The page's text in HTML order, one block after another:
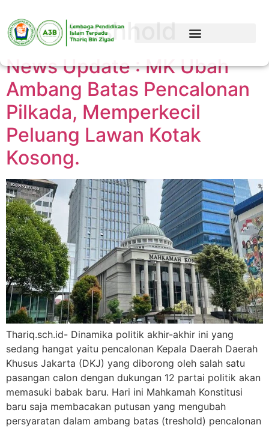
Tag: treshhold
News Update : MK Ubah
Ambang Batas Pencalonan
Pilkada, Memperkecil
Peluang Lawan Kotak
Kosong.
Thariq.sch.id- Dinamika politik akhir-akhir ini yang
sedang hangat yaitu pencalonan Kepala Daerah Daerah
Khusus Jakarta (DKJ) yang diborong oleh salah satu
pasangan calon dengan dukungan 12 partai politik akan
memasuki babak baru. Hari ini Mahkamah Konstitusi
baru saja membacakan putusan yang mengubah
persyaratan dalam ambang batas (treshold) pencalonan